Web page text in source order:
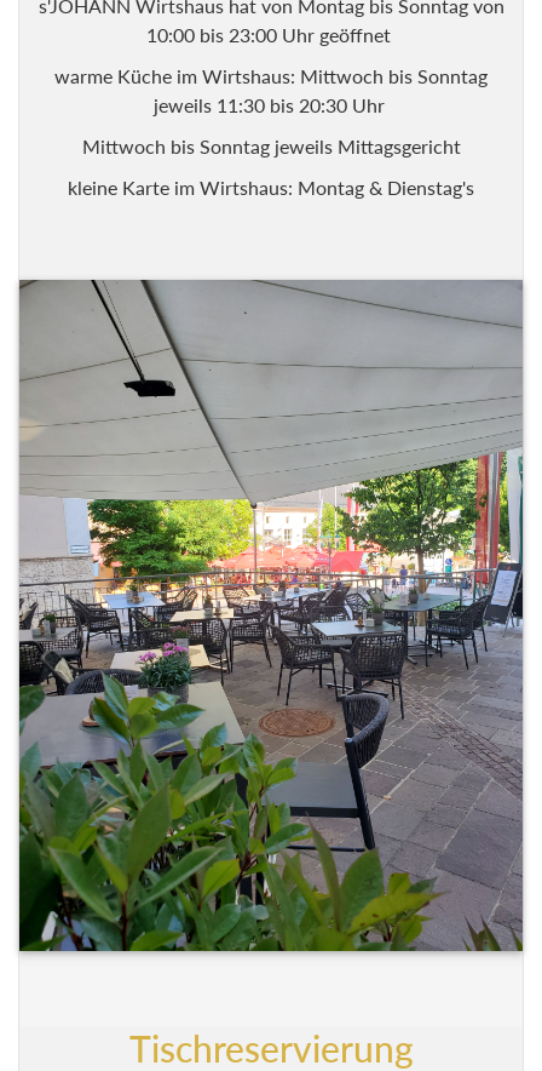
s'JOHANN Wirtshaus hat von Montag bis Sonntag von
10:00 bis 23:00 Uhr geöffnet
warme Küche im Wirtshaus: Mittwoch bis Sonntag
jeweils 11:30 bis 20:30 Uhr
Mittwoch bis Sonntag jeweils Mittagsgericht
kleine Karte im Wirtshaus: Montag & Dienstag's
Tischreservierung